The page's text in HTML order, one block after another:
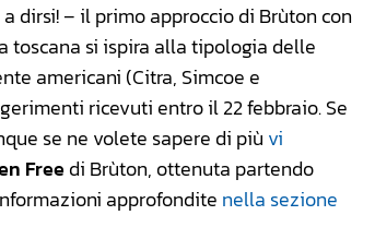
dirsi! – il primo approccio di Brùton con
toscana si ispira alla tipologia delle
americani (Citra, Simcoe e
ricevuti entro il 22 febbraio. Se
se ne volete sapere di più vi
Freedi Brùton, ottenuta partendo
approfondite nella sezione